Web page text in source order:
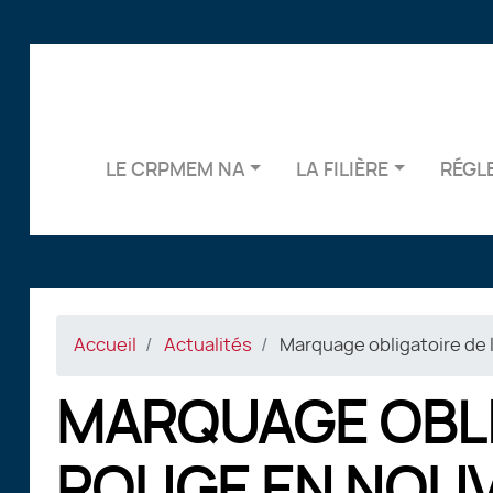
LE CRPMEM NA LA FILIÈRE
Accueil Actualités Marquage obligatoire
MARQUAGE